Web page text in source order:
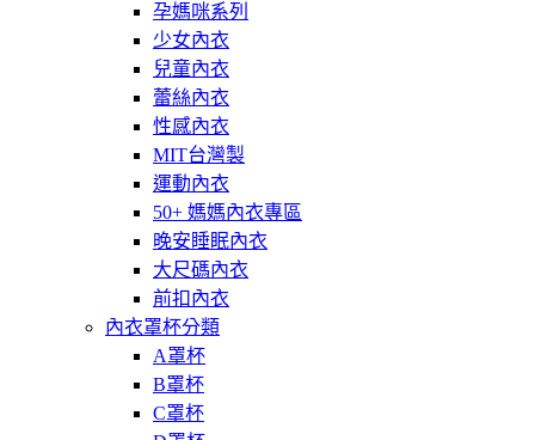
孕媽咪系列
少女內衣
兒童內衣
蕾絲內衣
性感內衣
MIT台灣製
運動內衣
50+ 媽媽內衣專區
晚安睡眠內衣
大尺碼內衣
前扣內衣
內衣罩杯分類
A罩杯
B罩杯
C罩杯